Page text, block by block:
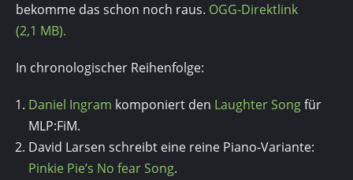
bekomme das schon noch raus. OGG-Direktlink
(2,1 MB).
In chronologischer Reihenfolge:
Daniel Ingram komponiert den Laughter Songfür
MLP:FiM.
David Larsen schreibt eine reine Piano-Variante:
Pinkie Pie’s No fear Song.